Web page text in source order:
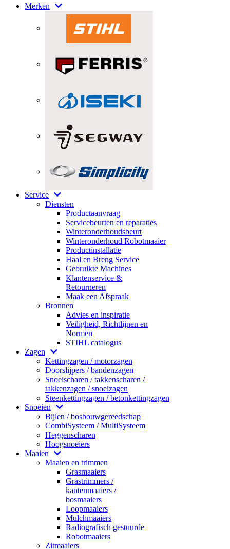
Merken
Service
Diensten
Productaanvraag
Servicebeurten en reparaties
Winteronderhoudsbeurt
Winteronderhoud Robotmaaier
Productinstallatie
Haal en Breng Service
Gebruikte Machines
Klantenservice &
Retourneren
Maak een Afspraak
Bronnen
Advies en inspiratie
Veiligheid, Richtlijnen en
Normen
STIHL catalogus
Zagen
Kettingzagen / motorzagen
Doorslijpers / bandenzagen
Snoeischaren / takkenscharen /
takkenzagen / snoeizagen
Steenkettingzagen / betonkettingzagen
Snoeien
Bijlen / bosbouwgereedschap
CombiSysteem / MultiSysteem
Heggenscharen
Hoogsnoeiers
Maaien
Maaien en trimmen
Grasmaaiers
Grastrimmers /
kantenmaaiers /
bosmaaiers
Loopmaaiers
Mulchmaaiers
Radiografisch gestuurde
Robotmaaiers
Zitmaaiers